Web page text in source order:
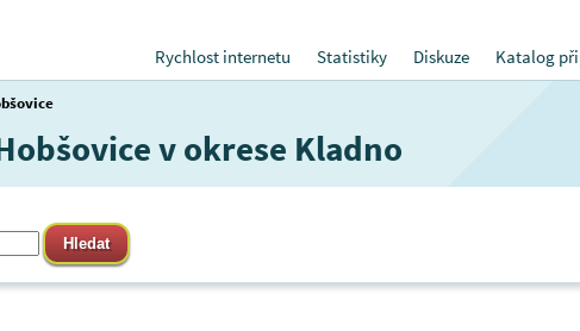
Rychlost internetu
Statistiky Diskuze Katalog
v okrese Kladno